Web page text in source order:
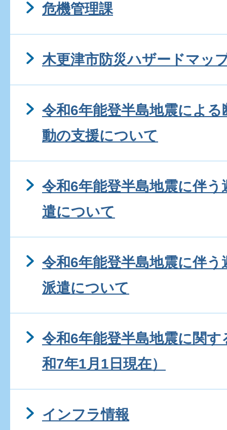
危機管理課
木更津市防災ハザードマッ
令和6年能登半島地震によ
動の支援について
令和6年能登半島地震に伴
遣について
令和6年能登半島地震に伴
派遣について
令和6年能登半島地震に関
和7年1月1日現在）
インフラ情報